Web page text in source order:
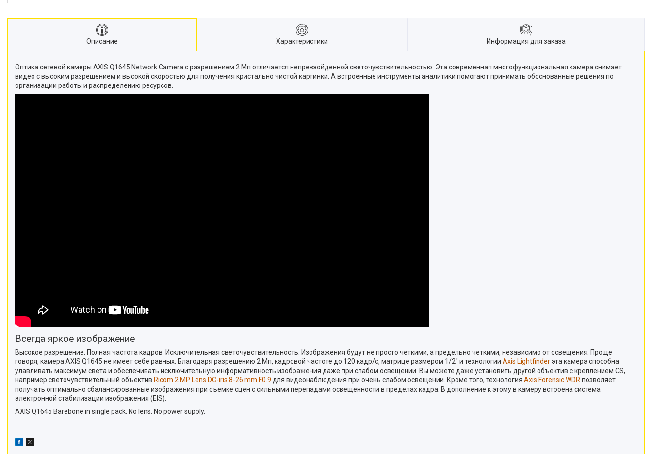
Описание Характеристики Информация для заказа
Оптика сетевой камеры AXIS Q1645 Network Camera с разрешением 2 Мп отличается непревзойденной светочувствительностью. Эта современная многофункциональная камера снимает
видео с высоким разрешением и высокой скоростью для получения кристально чистой картинки. А встроенные инструменты аналитики помогают принимать обоснованные решения по
организации работы и распределению ресурсов.
Всегда яркое изображение
Высокое разрешение. Полная частота кадров. Исключительная светочувствительность. Изображения будут не просто четкими, а предельно четкими, независимо от освещения. Проще
говоря, камера AXIS Q1645 не имеет себе равных. Благодаря разрешению 2 Мп, кадровой частоте до 120 кадр/с, матрице размером 1/2" и технологии Axis Lightfinderэта камера способна
улавливать максимум света и обеспечивать исключительную информативность изображения даже при слабом освещении. Вы можете даже установить другой объектив с креплением CS,
например светочувствительный объектив Ricom 2 MP Lens DC-iris 8-26 mm F0.9 для видеонаблюдения при очень слабом освещении. Кроме того, технология Axis Forensic WDR позволяет
получать оптимально сбалансированные изображения при съемке сцен с сильными перепадами освещенности в пределах кадра. В дополнение к этому в камеру встроена система
электронной стабилизации изображения (EIS).
AXIS Q1645 Barebone in single pack. No lens. No power supply.